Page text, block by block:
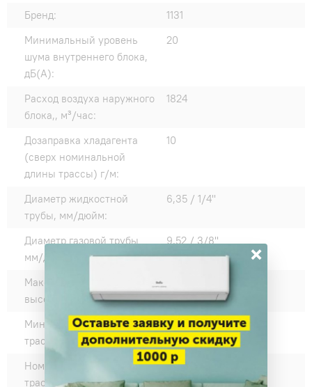
Бренд:
1131
Минимальный уровень
шума внутреннего блока,
дБ(А):
20
Расход воздуха наружного
блока,, м³/час:
1824
Дозаправка хладагента
(сверх номинальной
длины трассы) г/м:
10
Диаметр жидкостной
трубы, мм/дюйм:
6,35 / 1/4"
Диаметр газовой трубы
мм/дюйм:
9,52 / 3/8"
Максимальный перепад
высот:
Минимальная длина
трассы, м:
3
Номинальная длина
трассы, м:
7,5
×